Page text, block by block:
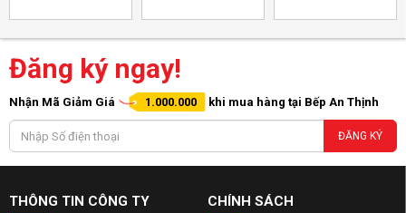
Đăng ký ngay!
Nhận Mã Giảm Giá 1.000.000 khi mua hàng tại Bếp An Thịnh
ĐĂNG KÝ
THÔNG TIN CÔNG TY CHÍNH SÁCH